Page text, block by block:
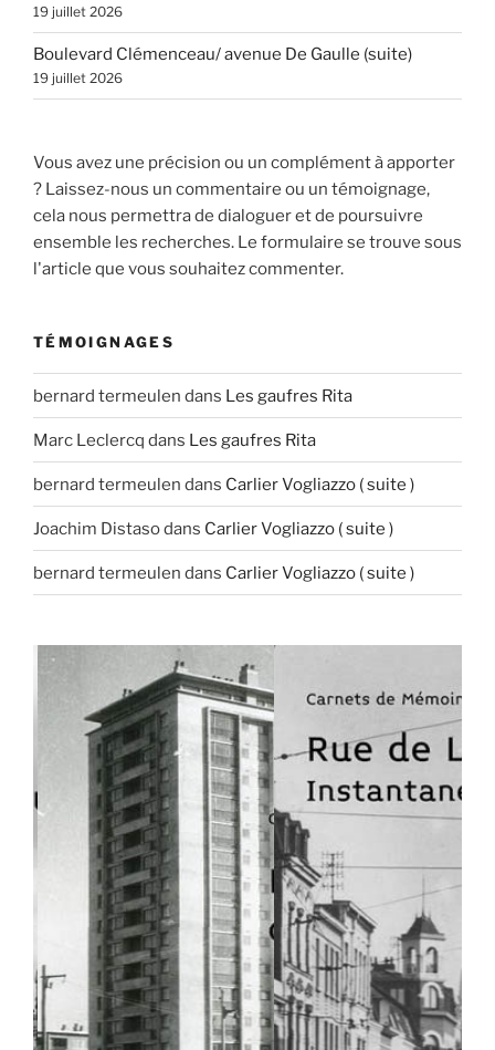
19 juillet 2026
Boulevard Clémenceau/ avenue De Gaulle (suite)
19 juillet 2026
Vous avez une précision ou un complément à apporter
? Laissez-nous un commentaire ou un témoignage,
cela nous permettra de dialoguer et de poursuivre
ensemble les recherches. Le formulaire se trouve sous
l'article que vous souhaitez commenter.
TÉMOIGNAGES
bernard termeulen dans Les gaufres Rita
Marc Leclercq dans Les gaufres Rita
bernard termeulen dans Carlier Vogliazzo ( suite )
Joachim Distasodans Carlier Vogliazzo ( suite )
bernard termeulen dans Carlier Vogliazzo ( suite )